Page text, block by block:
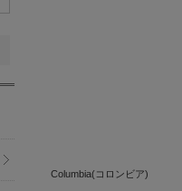
Columbia(コロンビア)